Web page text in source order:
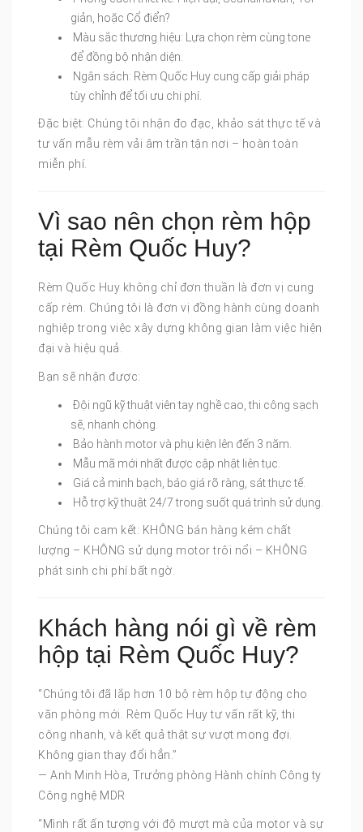
giản, hoặc Cổ điển?
Màu sắc thương hiệu: Lựa chọn rèm cùng tone
để đồng bộ nhận diện.
Ngân sách: Rèm Quốc Huy cung cấp giải pháp
tùy chỉnh để tối ưu chi phí.
Đặc biệt: Chúng tôi nhận đo đạc, khảo sát thực tế và
tư vấn mẫu rèm vải âm trần tận nơi – hoàn toàn
miễn phí.
Vì sao nên chọn rèm hộp
tại Rèm Quốc Huy?
Rèm Quốc Huy không chỉ đơn thuần là đơn vị cung
cấp rèm. Chúng tôi là đơn vị đồng hành cùng doanh
nghiệp trong việc xây dựng không gian làm việc hiện
đại và hiệu quả.
Bạn sẽ nhận được:
Đội ngũ kỹ thuật viên tay nghề cao, thi công sạch
sẽ, nhanh chóng.
Bảo hành motor và phụ kiện lên đến 3 năm.
Mẫu mã mới nhất được cập nhật liên tục.
Giá cả minh bạch, báo giá rõ ràng, sát thực tế.
Hỗ trợ kỹ thuật 24/7 trong suốt quá trình sử dụng.
Chúng tôi cam kết: KHÔNG bán hàng kém chất
lượng – KHÔNG sử dụng motor trôi nổi – KHÔNG
phát sinh chi phí bất ngờ.
Khách hàng nói gì về rèm
hộp tại Rèm Quốc Huy?
“Chúng tôi đã lắp hơn 10 bộ rèm hộp tự động cho
văn phòng mới. Rèm Quốc Huy tư vấn rất kỹ, thi
công nhanh, và kết quả thật sự vượt mong đợi.
Không gian thay đổi hẳn.”
— Anh Minh Hòa, Trưởng phòng Hành chính Công ty
Công nghệ MDR
“Mình rất ấn tượng với độ mượt mà của motor và sự